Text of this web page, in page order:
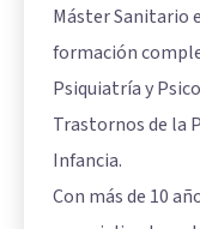
Máster Sanitario
formación
Psiquiatría y
Trastornos de la
Infancia.
Con más de 10